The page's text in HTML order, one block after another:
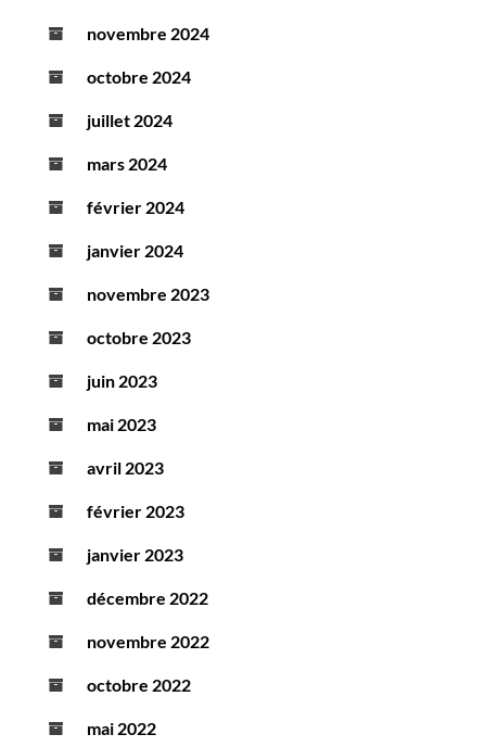
novembre 2024
octobre 2024
juillet 2024
mars 2024
février 2024
janvier 2024
novembre 2023
octobre 2023
juin 2023
mai 2023
avril 2023
février 2023
janvier 2023
décembre 2022
novembre 2022
octobre 2022
mai 2022